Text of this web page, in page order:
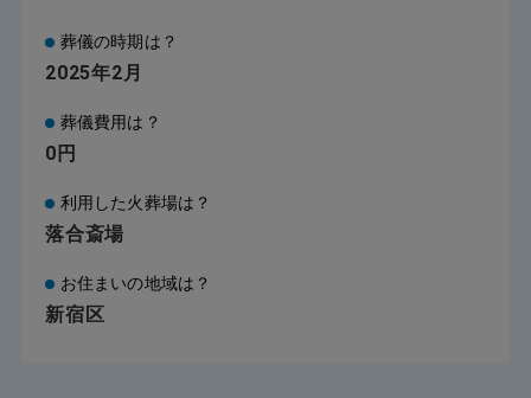
葬儀の時期は？
2025年2月
葬儀費用は？
0円
利用した火葬場は？
落合斎場
お住まいの地域は？
新宿区